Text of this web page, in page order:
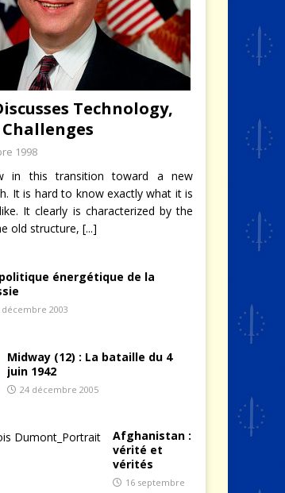
Technology,
1998
in this transition toward a new
It is hard to know exactly what it is
It clearly is characterized by the
old structure, [...]
énergétique de la
décembre 2003
Midway (12) : La bataille du 4
juin 1942
24 décembre 2005
Afghanistan :
vérité et
vérités
16 septembre